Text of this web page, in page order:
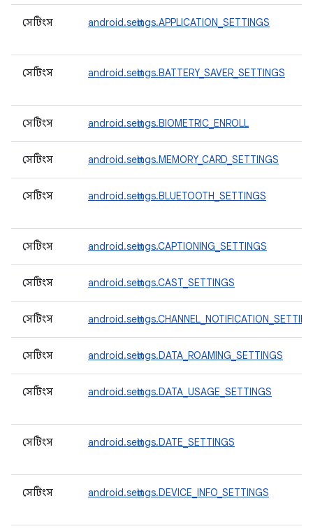
সেটিংস android.settings.APPLICATION_SETTINGS
সেটিংস android.settings.BATTERY_SAVER_SETTINGS
সেটিংস android.settings.BIOMETRIC_ENROLL
সেটিংস android.settings.MEMORY_CARD_SETTINGS
সেটিংস android.settings.BLUETOOTH_SETTINGS
সেটিংস android.settings.CAPTIONING_SETTINGS
সেটিংস android.settings.CAST_SETTINGS
সেটিংস
সেটিংস android.settings.DATA_ROAMING_SETTINGS
সেটিংস android.settings.DATA_USAGE_SETTINGS
সেটিংস android.settings.DATE_SETTINGS
সেটিংস android.settings.DEVICE_INFO_SETTINGS